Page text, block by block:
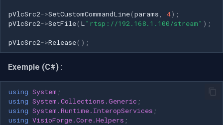
pVlcSrc2->SetCustomCommandLine(params 4);
pVlcSrc2->SetFile( L "rtsp://192.168.1.100/stream" );
pVlcSrc2->Release();
Exemple (C#) :
using System ;
using System.Collections.Generic ;
using System.Runtime.InteropServices ;
using VisioForge.Core.Helpers ;